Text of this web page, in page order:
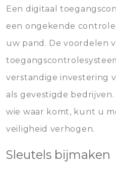
Een digitaal
een ongekende
uw pand. De voordelen
verstandige investering
als gevestigde
wie waar komt, kunt u
veiligheid verhogen.
Sleutels bijmaken